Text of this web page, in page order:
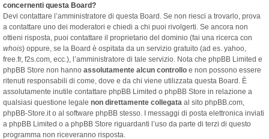
concernenti questa Board?
Devi contattare l’amministratore di questa Board. Se non riesci a trovarlo, prova
a contattare uno dei moderatori e chiedi a chi puoi rivolgerti. Se ancora non
ottieni risposta, puoi contattare il proprietario del dominio (fai una ricerca con
whois) oppure, se la Board è ospitata da un servizio gratuito (ad es. yahoo,
free.fr, f2s.com, ecc.), l’amministratore di tale servizio. Nota che phpBB Limited e
phpBB Store non hanno assolutamente alcun controllo e non possono essere
ritenuti responsabili di come, dove e da chi viene utilizzata questa Board. È
assolutamente inutile contattare phpBB Limited o phpBB Store in relazione a
qualsiasi questione legale non direttamente collegata al sito phpBB.com,
phpBB-Store.it o al software phpBB stesso. I messaggi di posta elettronica inviati
a phpBB Limited o a phpBB Store riguardanti l’uso da parte di terzi di questo
programma non riceveranno risposta.